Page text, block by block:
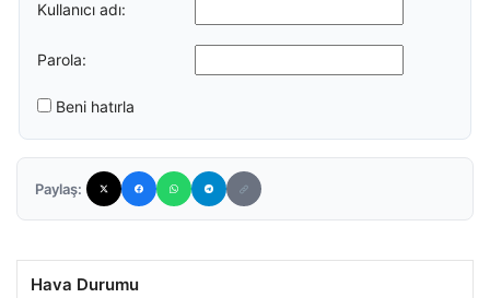
Kullanıcı adı:
Parola:
Beni hatırla
Paylaş:
Hava Durumu